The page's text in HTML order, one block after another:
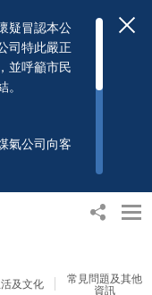
疑冒認本公
司特此嚴正
並呼籲市民
氣公司向客
疑問，可隨
及文化
常見問題及其他
資訊